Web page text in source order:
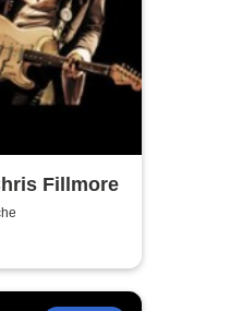
Fillmore